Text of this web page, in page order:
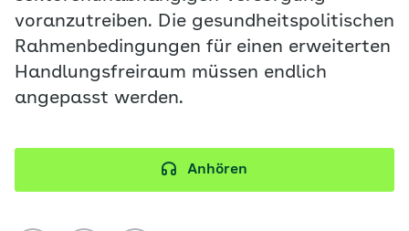
voranzutreiben. Die gesundheitspolitischen
Rahmenbedingungen für einen erweiterten
Handlungsfreiraum müssen endlich
angepasst werden.
Anhören